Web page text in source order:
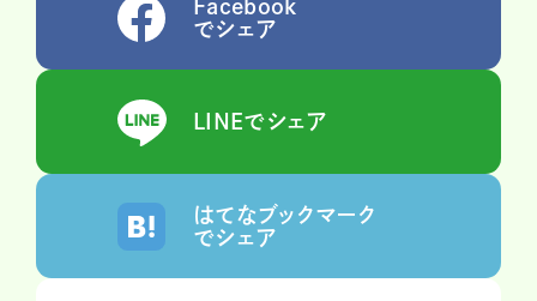
Facebook
でシェア
LINEでシェア
はてなブックマーク
でシェア